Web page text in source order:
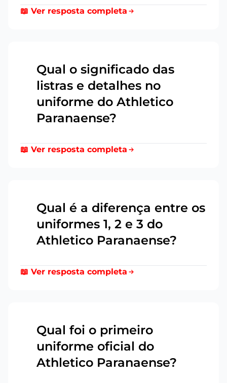
📖 Ver resposta completa
Qual o significado das
listras e detalhes no
uniforme do Athletico
Paranaense?
📖 Ver resposta completa
Qual é a diferença entre os
uniformes 1, 2 e 3 do
Athletico Paranaense?
📖 Ver resposta completa
Qual foi o primeiro
uniforme oficial do
Athletico Paranaense?